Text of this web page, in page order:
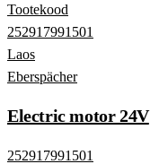
Tootekood
252917991501
Laos
Eberspächer
Electric motor 24V
252917991501